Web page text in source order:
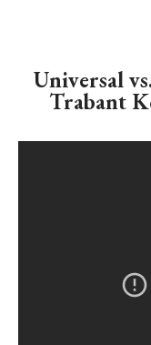
Universal
Trabant